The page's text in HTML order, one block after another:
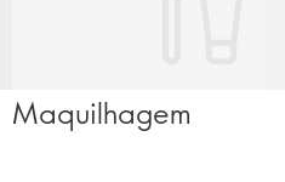
Maquilhagem